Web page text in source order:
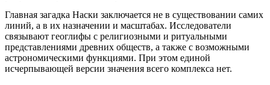
Главная загадка Наски заключается не в существовании самих
линий, а в их назначении и масштабах. Исследователи
связывают геоглифы с религиозными и ритуальными
представлениями древних обществ, а также с возможными
астрономическими функциями. При этом единой
исчерпывающей версии значения всего комплекса нет.